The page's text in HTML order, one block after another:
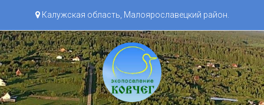
Калужская область, Малоярославецкий район.